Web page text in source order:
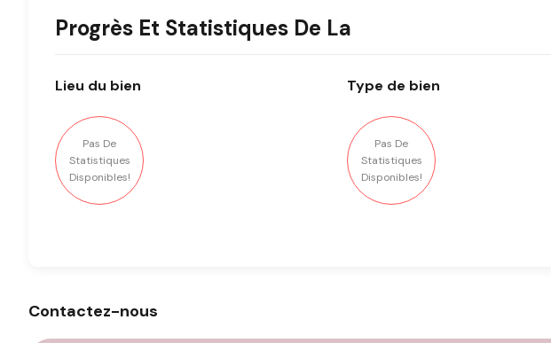
Progrès Et Statistiques De La
Lieu du bien
Pas De
Statistiques
Disponibles!
Type de bien
Pas De
Statistiques
Disponibles!
Contactez-nous